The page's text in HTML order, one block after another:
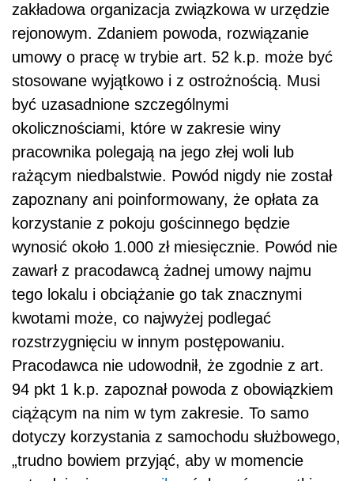
zakładowa organizacja związkowa w urzędzie
rejonowym. Zdaniem powoda, rozwiązanie
umowy o pracę w trybie art. 52 k.p. może być
stosowane wyjątkowo i z ostrożnością. Musi
być uzasadnione szczególnymi
okolicznościami, które w zakresie winy
pracownika polegają na jego złej woli lub
rażącym niedbalstwie. Powód nigdy nie został
zapoznany ani poinformowany, że opłata za
korzystanie z pokoju gościnnego będzie
wynosić około 1.000 zł miesięcznie. Powód nie
zawarł z pracodawcą żadnej umowy najmu
tego lokalu i obciążanie go tak znacznymi
kwotami może, co najwyżej podlegać
rozstrzygnięciu w innym postępowaniu.
Pracodawca nie udowodnił, że zgodnie z art.
94 pkt 1 k.p. zapoznał powoda z obowiązkiem
ciążącym na nim w tym zakresie. To samo
dotyczy korzystania z samochodu służbowego,
„trudno bowiem przyjąć, aby w momencie